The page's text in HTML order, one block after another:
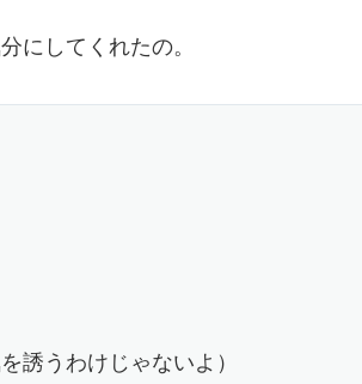
にしてくれたの。
誘うわけじゃないよ）